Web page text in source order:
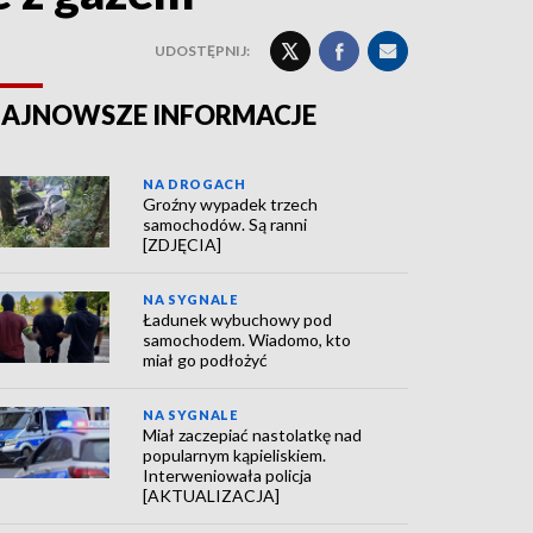
UDOSTĘPNIJ:
INFORMACJE
NA DROGACH
Groźny wypadek trzech
samochodów. Są ranni
[ZDJĘCIA]
NA SYGNALE
Ładunek wybuchowy pod
samochodem. Wiadomo, kto
miał go podłożyć
NA SYGNALE
Miał zaczepiać nastolatkę nad
popularnym kąpieliskiem.
Interweniowała policja
[AKTUALIZACJA]